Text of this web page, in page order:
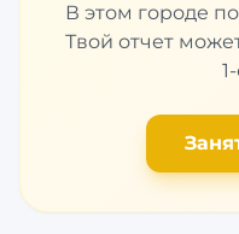
В этом городе
Твой отчет